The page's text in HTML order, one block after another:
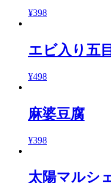
¥398
エビ入り五
¥498
麻婆豆腐
¥398
太陽マルシ